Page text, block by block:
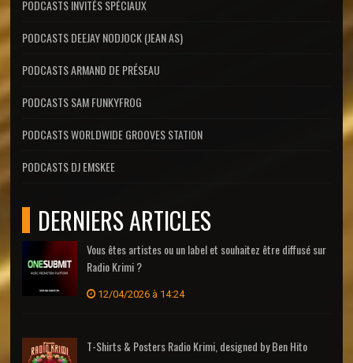
PODCASTS INVITÉS SPÉCIAUX
PODCASTS DEEJAY NODJOCK (JEAN AS)
PODCASTS ARMAND DE PRÉSEAU
PODCASTS SAM FUNKYFROG
PODCASTS WORLDWIDE GROOVES STATION
PODCASTS DJ EMSKEE
DERNIERS ARTICLES
Vous êtes artistes ou un label et souhaitez être diffusé sur
Radio Krimi ?
12/04/2026 à 14:24
T-Shirts & Posters Radio Krimi, designed by Ben Hito